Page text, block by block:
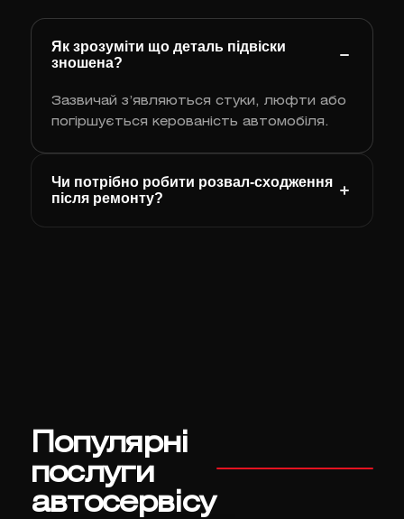
Як зрозуміти що деталь підвіски
зношена?
Зазвичай з’являються стуки, люфти або
погіршується керованість автомобіля.
Чи потрібно робити розвал‑сходження
після ремонту?
Популярні
послуги
автосервісу